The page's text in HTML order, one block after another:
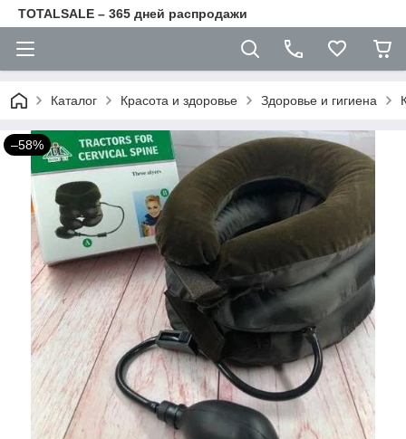
TOTALSALE – 365 дней распродажи
Каталог Красота и здоровье Здоровье и гигиена
–58%